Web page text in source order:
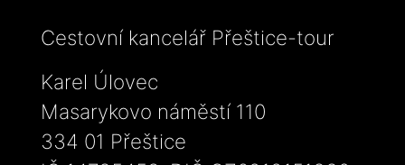
Cestovní kancelář Přeštice-tour
Karel Úlovec
Masarykovo náměstí 110
334 01 Přeštice